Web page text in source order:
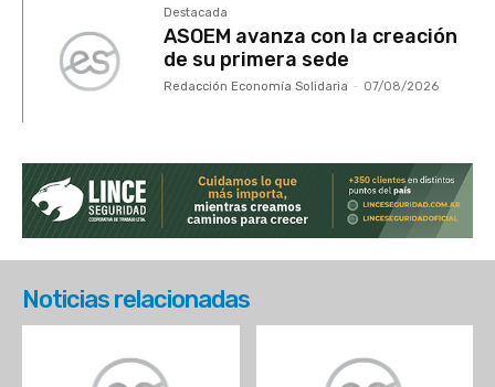
Destacada
ASOEM avanza con la creación
de su primera sede
Redacción Economía Solidaria - 07/08/2026
Noticias relacionadas